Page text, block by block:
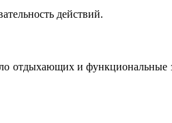
действий.
отдыхающих и